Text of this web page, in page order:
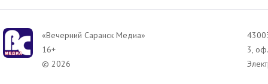
«Вечерний Саранск Mедиа»
16+
© 2026
3,